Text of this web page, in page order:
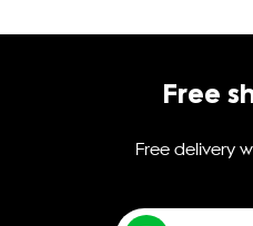
Free
Free delivery